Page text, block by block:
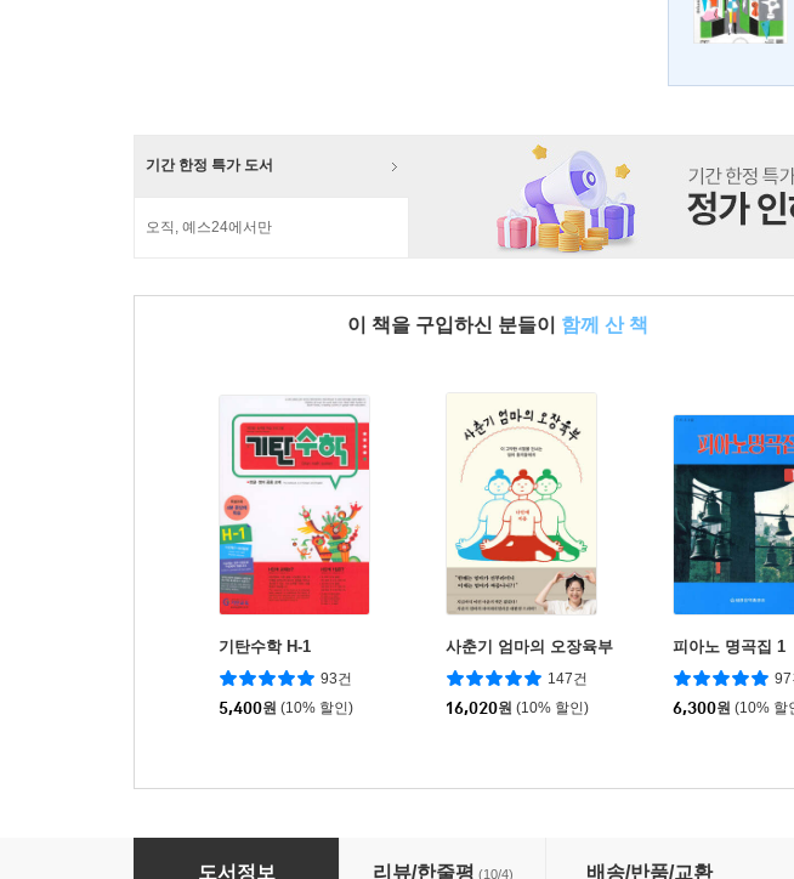
기간 한정 특가 도서
오직, 예스24에서만
이 책을 구입하신 분들이 함께 산 책
기탄수학 H-1
93건
5,400원 (10% 할인)
사춘기 엄마의 오장육부
147건
16,020원 (10% 할인)
피아노 명곡집 1
97
6,300원 (10% 할
애니메이션 OST & J-POP 베스트 피아노 모음집
도서정보 리뷰/한줄평 (10/4) 배송/반품/교환